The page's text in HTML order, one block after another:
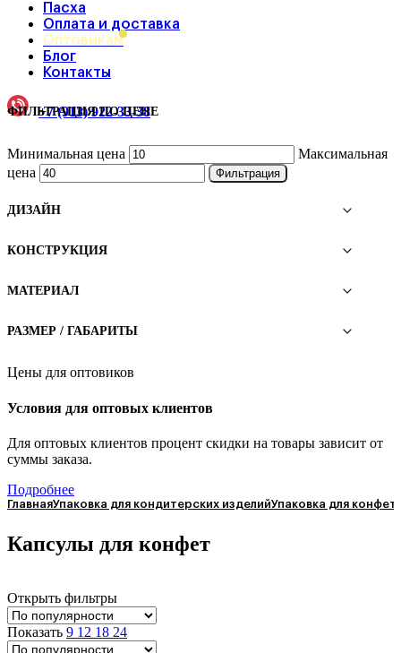
Пасха
Оплата и доставка
Оптовикам
Блог
Контакты
+7 (913) 922-33-38
ФИЛЬТРАЦИЯ ПО ЦЕНЕ
Минимальная цена
Максимальная
цена
Фильтрация
ДИЗАЙН
КОНСТРУКЦИЯ
МАТЕРИАЛ
РАЗМЕР / ГАБАРИТЫ
Цены для оптовиков
Условия для оптовых клиентов
Для оптовых клиентов процент скидки на товары зависит от
суммы заказа.
Подробнее
ГлавнаяУпаковка для кондитерских изделийУпаковка для конфет
Капсулы для конфет
Открыть фильтры
Показать 9 12 18 24